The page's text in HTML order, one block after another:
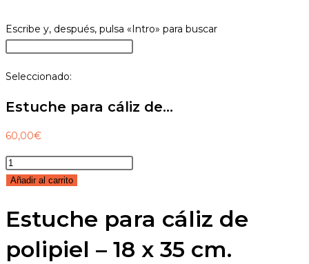
Escribe y, después, pulsa «Intro» para buscar
Seleccionado:
Estuche para cáliz de…
60,00€
Añadir al carrito
Estuche para cáliz de
polipiel – 18 x 35 cm.